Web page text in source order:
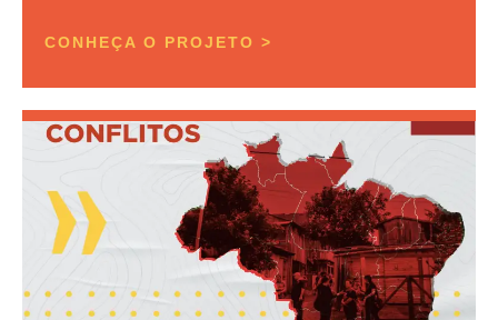
CONHEÇA O PROJETO >